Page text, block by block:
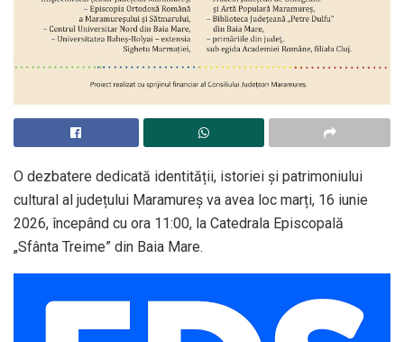
O dezbatere dedicată identității, istoriei și patrimoniului
cultural al județului Maramureș va avea loc marți, 16 iunie
2026, începând cu ora 11:00, la Catedrala Episcopală
„Sfânta Treime” din Baia Mare.